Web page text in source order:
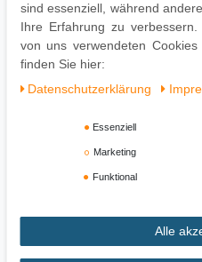
Mit einem feuchten Tuch, evtl.
abwischen, mit trockenem Tuch
oder lösungsmittelhaltigen
sind essenziell, während
Ihre Erfahrung zu
von uns verwendeten
finden Sie hier:
Daten­schutz­erklärung
Essenziell
Marketing
Funktional
Alle